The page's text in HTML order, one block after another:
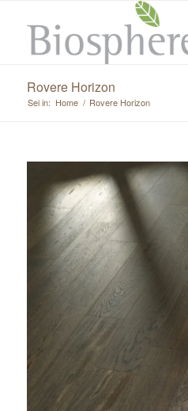
Rovere Horizon
Sei in: Home / Rovere Horizon